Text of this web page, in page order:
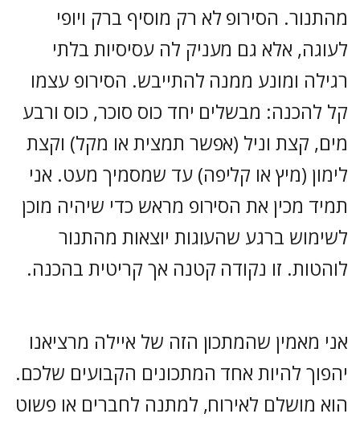
מהתנור. הסירופ לא רק מוסיף ברק ויופי
לעוגה, אלא גם מעניק לה עסיסיות בלתי
רגילה ומונע ממנה להתייבש. הסירופ עצמו
קל להכנה: מבשלים יחד כוס סוכר, כוס ורבע
מים, קצת וניל (אפשר תמצית או מקל) וקצת
לימון (מיץ או קליפה) עד שמסמיך מעט. אני
תמיד מכין את הסירופ מראש כדי שיהיה מוכן
לשימוש ברגע שהעוגות יוצאות מהתנור
לוהטות. זו נקודה קטנה אך קריטית בהכנה.
אני מאמין שהמתכון הזה של איילה מרציאנו
יהפוך להיות אחד המתכונים הקבועים שלכם.
הוא מושלם לאירוח, למתנה לחברים או פשוט